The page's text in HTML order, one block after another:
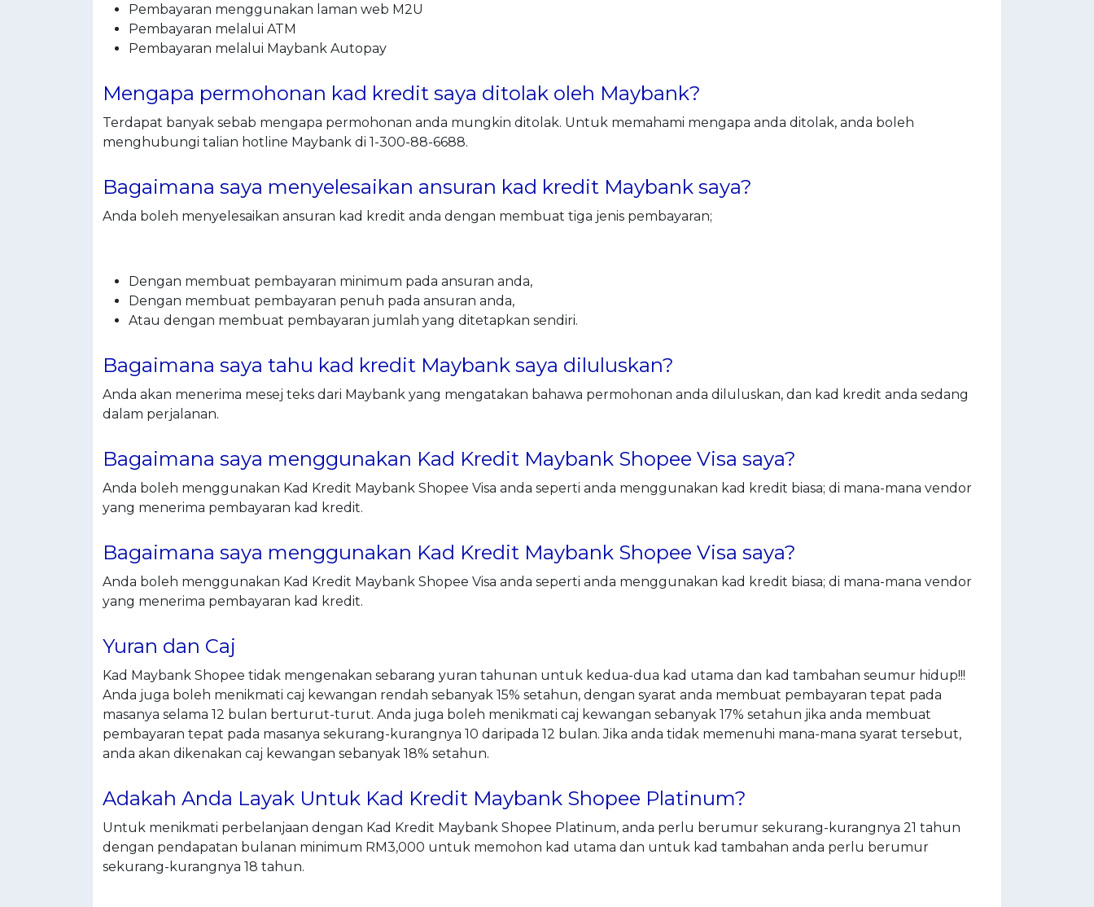
Pembayaran menggunakan laman web M2U
Pembayaran melalui ATM
Pembayaran melalui Maybank Autopay
Mengapa permohonan kad kredit saya ditolak oleh Maybank?
Terdapat banyak sebab mengapa permohonan anda mungkin ditolak. Untuk memahami mengapa anda ditolak, anda boleh
menghubungi talian hotline Maybank di 1-300-88-6688.
Bagaimana saya menyelesaikan ansuran kad kredit Maybank saya?
Anda boleh menyelesaikan ansuran kad kredit anda dengan membuat tiga jenis pembayaran;
Dengan membuat pembayaran minimum pada ansuran anda,
Dengan membuat pembayaran penuh pada ansuran anda,
Atau dengan membuat pembayaran jumlah yang ditetapkan sendiri.
Bagaimana saya tahu kad kredit Maybank saya diluluskan?
Anda akan menerima mesej teks dari Maybank yang mengatakan bahawa permohonan anda diluluskan, dan kad kredit anda sedang
dalam perjalanan.
Bagaimana saya menggunakan Kad Kredit Maybank Shopee Visa saya?
Anda boleh menggunakan Kad Kredit Maybank Shopee Visa anda seperti anda menggunakan kad kredit biasa; di mana-mana vendor
yang menerima pembayaran kad kredit.
Bagaimana saya menggunakan Kad Kredit Maybank Shopee Visa saya?
Anda boleh menggunakan Kad Kredit Maybank Shopee Visa anda seperti anda menggunakan kad kredit biasa; di mana-mana vendor
yang menerima pembayaran kad kredit.
Yuran dan Caj
Kad Maybank Shopee tidak mengenakan sebarang yuran tahunan untuk kedua-dua kad utama dan kad tambahan seumur hidup!!!
Anda juga boleh menikmati caj kewangan rendah sebanyak 15% setahun, dengan syarat anda membuat pembayaran tepat pada
masanya selama 12 bulan berturut-turut. Anda juga boleh menikmati caj kewangan sebanyak 17% setahun jika anda membuat
pembayaran tepat pada masanya sekurang-kurangnya 10 daripada 12 bulan. Jika anda tidak memenuhi mana-mana syarat tersebut,
anda akan dikenakan caj kewangan sebanyak 18% setahun.
Adakah Anda Layak Untuk Kad Kredit Maybank Shopee Platinum?
Untuk menikmati perbelanjaan dengan Kad Kredit Maybank Shopee Platinum, anda perlu berumur sekurang-kurangnya 21 tahun
dengan pendapatan bulanan minimum RM3,000 untuk memohon kad utama dan untuk kad tambahan anda perlu berumur
sekurang-kurangnya 18 tahun.